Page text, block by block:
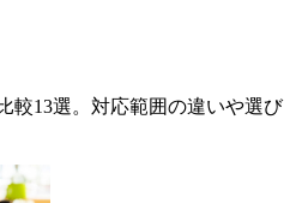
較13選。対応範囲の違いや選び